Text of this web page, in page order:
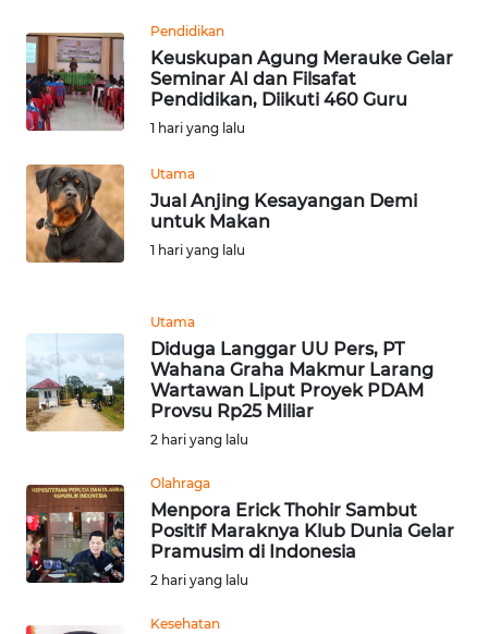
Pendidikan
Keuskupan Agung Merauke Gelar
Seminar AI dan Filsafat
Pendidikan, Diikuti 460 Guru
1 hari yang lalu
Utama
Jual Anjing Kesayangan Demi
untuk Makan
1 hari yang lalu
Utama
Diduga Langgar UU Pers, PT
Wahana Graha Makmur Larang
Wartawan Liput Proyek PDAM
Provsu Rp25 Miliar
2 hari yang lalu
Olahraga
Menpora Erick Thohir Sambut
Positif Maraknya Klub Dunia Gelar
Pramusim di Indonesia
2 hari yang lalu
Kesehatan
WN
JAKARTA
WN
WN
BANTEN
WN
KEPRI
WN
PAPUA
BARAT